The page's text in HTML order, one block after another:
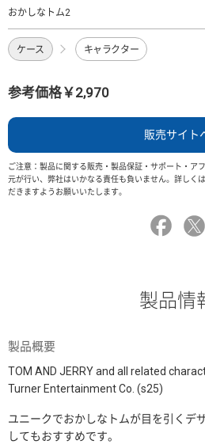
おかしなトム2
ケース キャラクター
参考価格￥2,970
販売サイト
ご注意：製品に関する販売・製品保証・サポート・ア
元が行い、弊社はいかなる責任も負いません。詳しく
だきますようお願いいたします。
製品情
製品概要
TOM AND JERRY and all related
Turner Entertainment Co. (s25)
ユニークでおかしなトムが目を引くデ
してもおすすめです。